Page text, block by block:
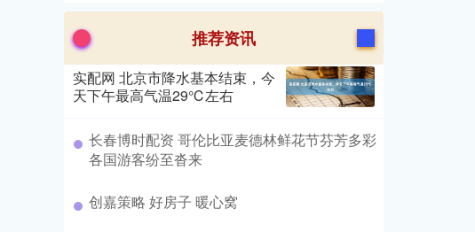
推荐资讯
实配网 北京市降水基本结束，今
天下午最高气温29℃左右
​长春博时配资 哥伦比亚麦德林鲜花节芬芳多彩
各国游客纷至沓来
​创嘉策略 好房子 暖心窝